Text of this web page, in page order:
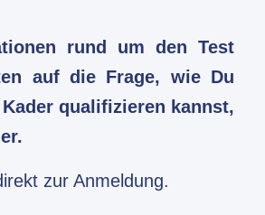
rund um den Test
auf die Frage, wie Du
qualifizieren kannst,
zur Anmeldung.